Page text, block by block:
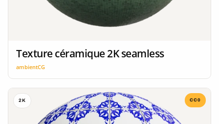
Texture céramique 2K seamless
ambientCG
2K CC0